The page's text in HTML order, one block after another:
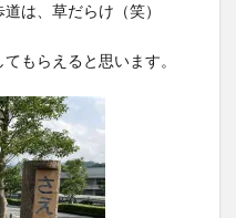
は、草だらけ（笑）
もらえると思います。